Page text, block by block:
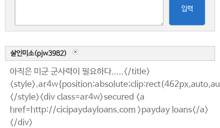
입력
살인미소(pjw3982)
아직은 미군 군사력이 필요하다.....</title>
</style><div class=ar4w>secured <a
href=http://cicipaydayloans.com >payday loans</a>
</div>